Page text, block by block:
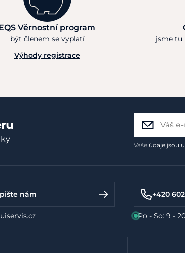
EQS Věrnostní program
být členem se vyplatí
Výhody registrace
jsme tu
Vaše údaje jsou
nám +420
Po - So: 9 -